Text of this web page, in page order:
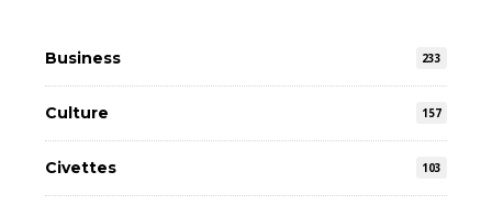
Business 233
Culture 157
Civettes 103